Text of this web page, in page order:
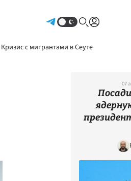
Кризис с мигрантами в Сеуте
07